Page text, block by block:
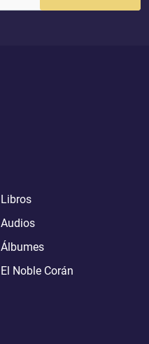
Libros
Audios
Álbumes
El Noble Corán